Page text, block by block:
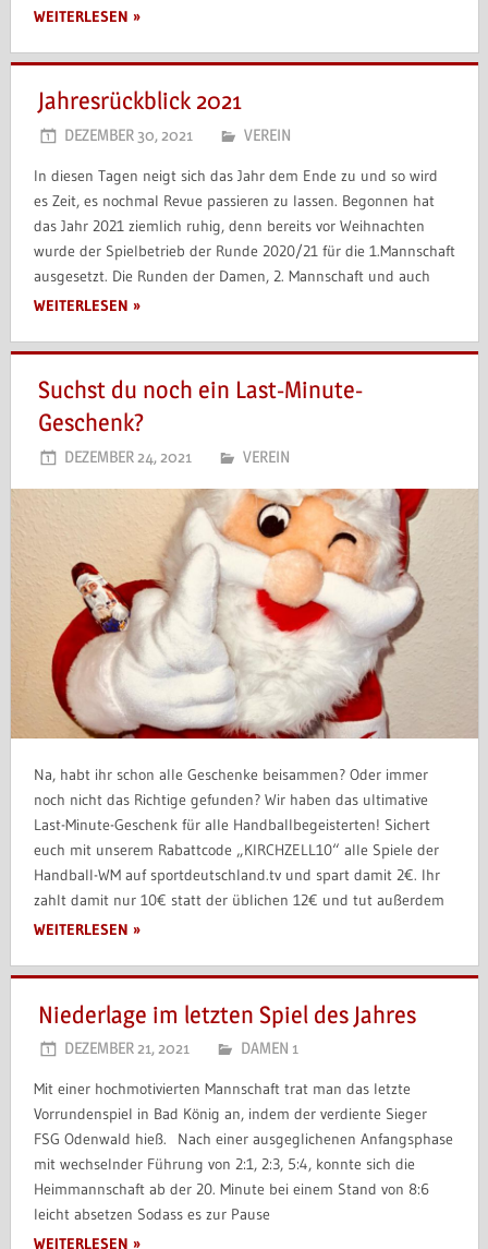
WEITERLESEN
Jahresrückblick 2021
DEZEMBER 30, 2021 VEREIN
In diesen Tagen neigt sich das Jahr dem Ende zu und so wird
es Zeit, es nochmal Revue passieren zu lassen. Begonnen hat
das Jahr 2021 ziemlich ruhig, denn bereits vor Weihnachten
wurde der Spielbetrieb der Runde 2020/21 für die 1.Mannschaft
ausgesetzt. Die Runden der Damen, 2. Mannschaft und auch
WEITERLESEN
Suchst du noch ein Last-Minute-
Geschenk?
DEZEMBER 24, 2021 VEREIN
Na, habt ihr schon alle Geschenke beisammen? Oder immer
noch nicht das Richtige gefunden? Wir haben das ultimative
Last-Minute-Geschenk für alle Handballbegeisterten! Sichert
euch mit unserem Rabattcode „KIRCHZELL10“ alle Spiele der
Handball-WM auf sportdeutschland.tv und spart damit 2€. Ihr
zahlt damit nur 10€ statt der üblichen 12€ und tut außerdem
WEITERLESEN
Niederlage im letzten Spiel des Jahres
DEZEMBER 21, 2021 DAMEN 1
Mit einer hochmotivierten Mannschaft trat man das letzte
Vorrundenspiel in Bad König an, indem der verdiente Sieger
FSG Odenwald hieß. Nach einer ausgeglichenen Anfangsphase
mit wechselnder Führung von 2:1, 2:3, 5:4, konnte sich die
Heimmannschaft ab der 20. Minute bei einem Stand von 8:6
leicht absetzen Sodass es zur Pause
WEITERLESEN